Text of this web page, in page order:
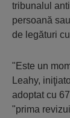
tribunalul
persoană
de legături
"Este un
Leahy,
adoptat cu
"prima